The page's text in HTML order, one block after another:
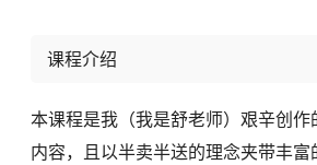
课程介绍
本课程是我（我是舒老师）艰辛创
内容，且以半卖半送的理念夹带丰富